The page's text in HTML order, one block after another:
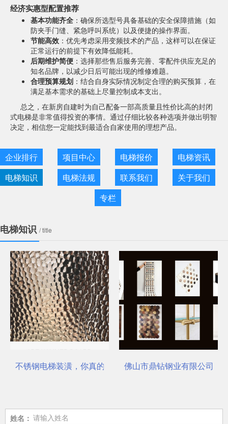
经济实惠型配置推荐
基本功能齐全 ：确保所选型号具备基础的安全保障措施（如
防夹手门缝、紧急呼叫系统）以及便捷的操作界面。
节能高效 ：优先考虑采用变频技术的产品，这样可以在保证
正常运行的前提下有效降低能耗。
后期维护简便 ：选择那些售后服务完善、零配件供应充足的
知名品牌，以减少日后可能出现的维修难题。
合理预算规划 ：结合自身实际情况制定合理的购买预算，在
满足基本需求的基础上尽量控制成本支出。
总之，在新房自建时为自己配备一部高质量且性价比高的封闭
式电梯是非常值得投资的事情。通过仔细比较各种选项并做出明智
决定，相信您一定能找到最适合自家使用的理想产品。
企业排行 项目中心 电梯报价
电梯资讯
电梯知识
电梯法规 联系我们
关于我们
专栏
电梯知识 / title
不锈钢电梯装潢，你真的选对了吗？佛山市鼎钻钢业有限公司，
姓名：